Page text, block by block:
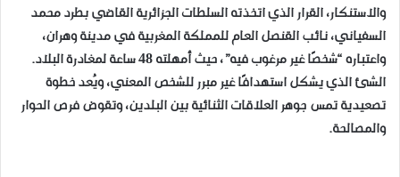
والاستنكار، القرار الذي اتخذته السلطات الجزائرية القاضي بطرد محمد
السفياني، نائب القنصل العام للمملكة المغربية في مدينة وهران،
واعتباره “شخصًا غير مرغوب فيه”، حيث أمهلته 48 ساعة لمغادرة البلاد.
الشئ الذي يشكل استهدافًا غير مبرر للشخص المعني، ويُعد خطوة
تصعيدية تمس جوهر العلاقات الثنائية بين البلدين، وتقوض فرص الحوار
والمصالحة.